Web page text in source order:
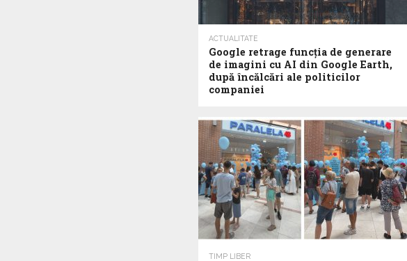
ACTUALITATE
Google retrage funcţia de generare
de imagini cu AI din Google Earth,
după încălcări ale politicilor
companiei
TIMP LIBER